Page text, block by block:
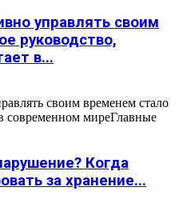
управлять своим
руководство,
в...
своим временем стало
современном миреГлавные
Когда
за хранение...